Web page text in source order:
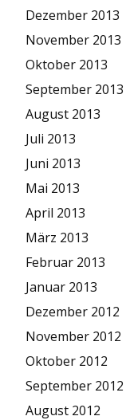
Dezember 2013
November 2013
Oktober 2013
September 2013
August 2013
Juli 2013
Juni 2013
Mai 2013
April 2013
März 2013
Februar 2013
Januar 2013
Dezember 2012
November 2012
Oktober 2012
September 2012
August 2012